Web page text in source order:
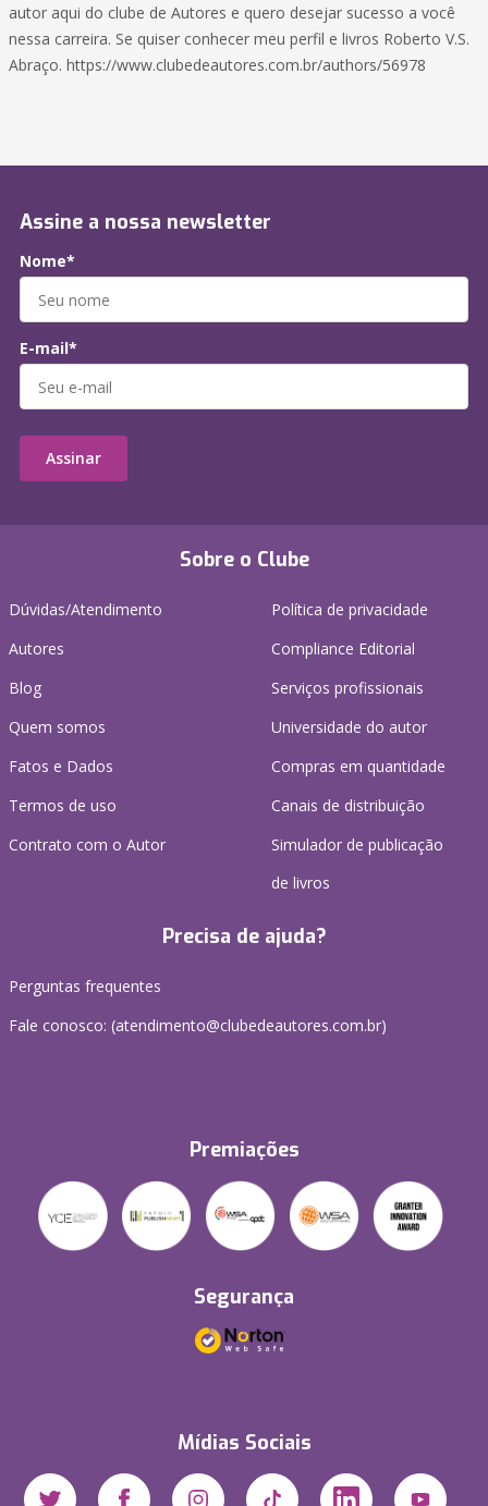
autor aqui do clube de Autores e quero desejar sucesso a você
nessa carreira. Se quiser conhecer meu perfil e livros Roberto V.S.
Abraço. https://www.clubedeautores.com.br/authors/56978
Sobre o Clube
Dúvidas/Atendimento
Autores
Blog
Quem somos
Fatos e Dados
Termos de uso
Contrato com o Autor
Política de privacidade
Compliance Editorial
Serviços profissionais
Universidade do autor
Compras em quantidade
Canais de distribuição
Simulador de publicação
de livros
Precisa de ajuda?
Perguntas frequentes
Fale conosco: (atendimento@clubedeautores.com.br)
Premiações
Segurança
Mídias Sociais
Assine a nossa newsletter
Nome*
E-mail*
Assinar